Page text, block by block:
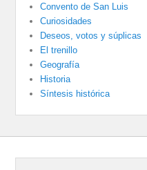
Convento de San Luis
Curiosidades
Deseos, votos y súplicas
El trenillo
Geografía
Historia
Síntesis histórica